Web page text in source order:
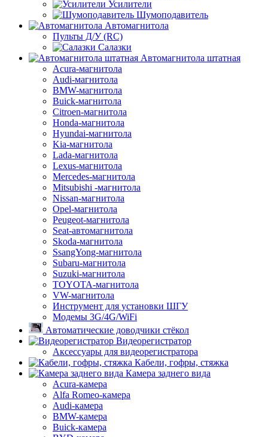
Усилители
Шумоподавитель
Автомагнитола
Пульты Д/У (RC)
Салазки
Автомагнитола штатная
Acura-магнитола
Audi-магнитола
BMW-магнитола
Buick-магнитола
Citroen-магнитола
Honda-магнитола
Hyundai-магнитола
Kia-магнитола
Lada-магнитола
Lexus-магнитола
Mercedes-магнитола
Mitsubishi -магнитола
Nissan-магнитола
Opel-магнитола
Peugeot-магнитола
Seat-автомагнитола
Skoda-магнитола
SsangYong-магнитола
Subaru-магнитола
Suzuki-магнитола
TOYOTA-магнитола
VW-магнитола
Инструмент для установки ШГУ
Модемы 3G/4G/WiFi
Автоматические доводчики стёкол
Видеорегистратор
Аксессуары для видеорегистратора
Кабели, гофры, стяжка
Камера заднего вида
Acura-камера
Alfa Romeo-камера
Audi-камера
BMW-камера
Buick-камера